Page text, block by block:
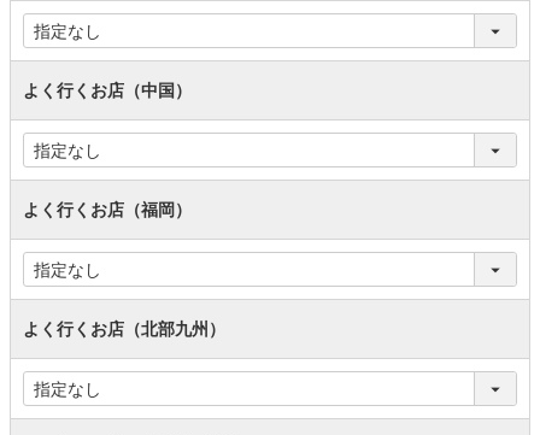
よく行くお店（中国）
よく行くお店（福岡）
よく行くお店（北部九州）